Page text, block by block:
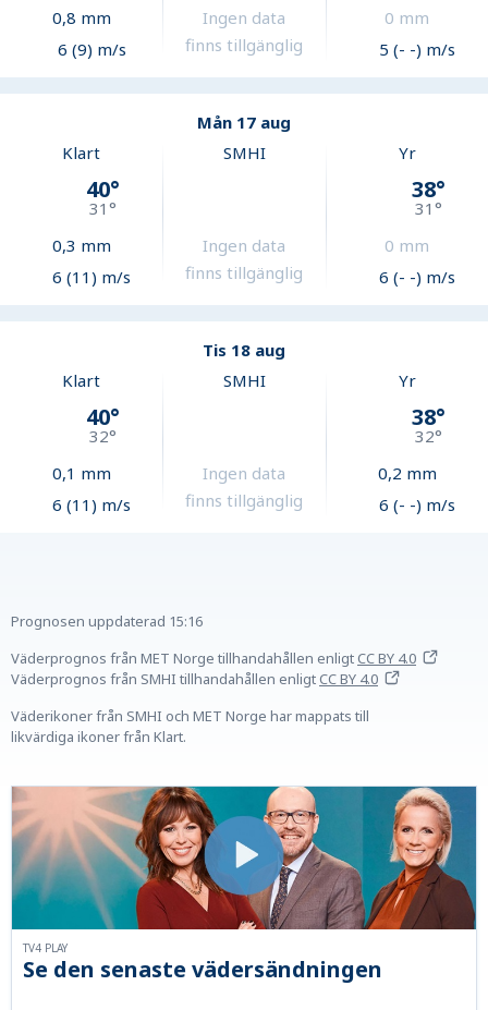
0,8 mm
6 (9) m/s
Ingen data
finns tillgänglig
0 mm
5 (- -) m/s
Mån 17 aug
Klart
40°
31°
0,3 mm
6 (11) m/s
SMHI
Ingen data
finns tillgänglig
Yr
38°
31°
0 mm
6 (- -) m/s
Tis 18 aug
Klart
40°
32°
0,1 mm
6 (11) m/s
SMHI
Ingen data
finns tillgänglig
Yr
38°
32°
0,2 mm
6 (- -) m/s
Prognosen uppdaterad 15:16
Väderprognos från MET Norge tillhandahållen enligtCC BY 4.0
Väderprognos från SMHI tillhandahållen enligtCC BY 4.0
Väderikoner från SMHI och MET Norge har mappats till
likvärdiga ikoner från Klart.
Se den senaste vädersändningen
TV4 PLAY